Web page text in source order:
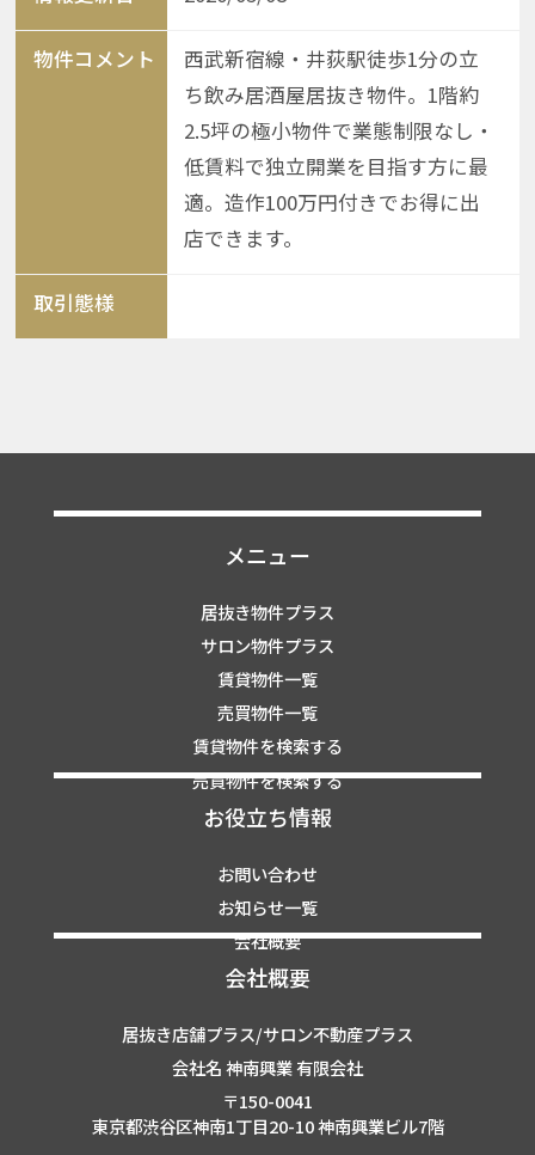
物件コメント
西武新宿線・井荻駅徒歩1分の立
ち飲み居酒屋居抜き物件。1階約
2.5坪の極小物件で業態制限なし・
低賃料で独立開業を目指す方に最
適。造作100万円付きでお得に出
店できます。
取引態様
メニュー
居抜き物件プラス
サロン物件プラス
賃貸物件一覧
売買物件一覧
賃貸物件を検索する
売買物件を検索する
お役立ち情報
お問い合わせ
お知らせ一覧
会社概要
会社概要
居抜き店舗プラス/サロン不動産プラス
会社名 神南興業 有限会社
〒150-0041
東京都渋谷区神南1丁目20-10 神南興業ビル7階